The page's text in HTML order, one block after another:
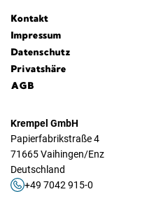
Kontakt
Impressum
Datenschutz
Privatshäre
AGB
Krempel GmbH
Papierfabrikstraße 4
71665 Vaihingen/Enz
Deutschland
+49 7042 915-0